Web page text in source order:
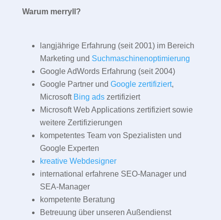
Warum merryll?
langjährige Erfahrung (seit 2001) im Bereich
Marketing und Suchmaschinenoptimierung
Google AdWords Erfahrung (seit 2004)
Google Partner und Google zertifiziert,
Microsoft Bing adszertifiziert
Microsoft Web Applications zertifiziert sowie
weitere Zertifizierungen
kompetentes Team von Spezialisten und
Google Experten
kreative Webdesigner
international erfahrene SEO-Manager und
SEA-Manager
kompetente Beratung
Betreuung über unseren Außendienst